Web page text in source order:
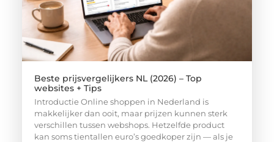
Beste prijsvergelijkers NL (2026) – Top
websites + Tips
Introductie Online shoppen in Nederland is
makkelijker dan ooit, maar prijzen kunnen sterk
verschillen tussen webshops. Hetzelfde product
kan soms tientallen euro’s goedkoper zijn — als je